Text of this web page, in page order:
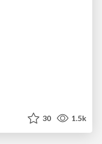
30 1.5k